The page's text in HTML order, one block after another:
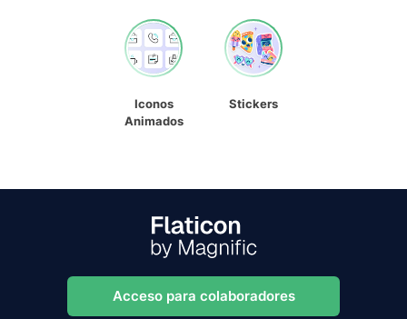
Iconos
Animados
Stickers
Acceso para colaboradores